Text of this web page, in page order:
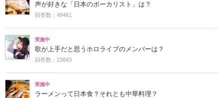
声が好きな「日本のボーカリスト」は？
回答数：49461
実施中
歌が上手だと思うホロライブのメンバーは？
回答数：23843
実施中
ラーメンって日本食？それとも中華料理？